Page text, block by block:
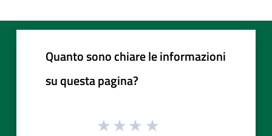
Quanto sono chiare le informazioni
su questa pagina?